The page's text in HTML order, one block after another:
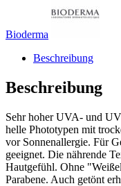
Bioderma
Beschreibung
Beschreibung
Sehr hoher UVA- und
helle Phototypen mit
vor Sonnenallergie. Für
geeignet. Die nährende
Hautgefühl. Ohne
Parabene. Auch getönt